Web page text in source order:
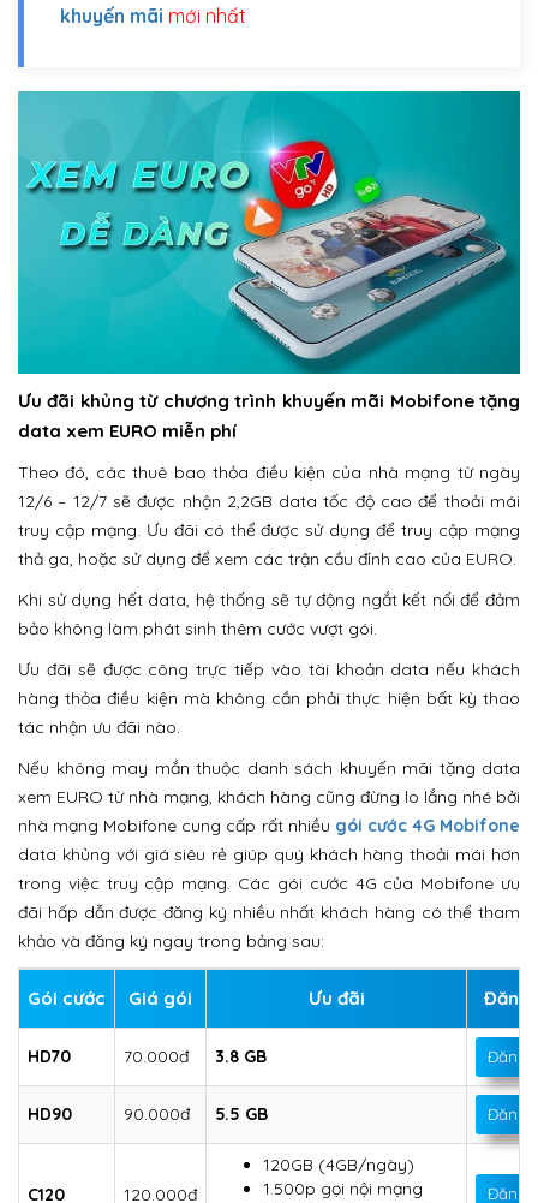
khuyến mãi mới nhất
Ưu đãi khủng từ chương trình khuyến mãi Mobifone tặng
data xem EURO miễn phí
Theo đó, các thuê bao thỏa điều kiện của nhà mạng từ ngày
12/6 – 12/7 sẽ được nhận 2,2GB data tốc độ cao để thoải mái
truy cập mạng. Ưu đãi có thể được sử dụng để truy cập mạng
thả ga, hoặc sử dụng để xem các trận cầu đỉnh cao của EURO.
Khi sử dụng hết data, hệ thống sẽ tự động ngắt kết nối để đảm
bảo không làm phát sinh thêm cước vượt gói.
Ưu đãi sẽ được công trực tiếp vào tài khoản data nếu khách
hàng thỏa điều kiện mà không cần phải thực hiện bất kỳ thao
tác nhận ưu đãi nào.
Nếu không may mắn thuộc danh sách khuyến mãi tặng data
xem EURO từ nhà mạng, khách hàng cũng đừng lo lắng nhé bởi
nhà mạng Mobifone cung cấp rất nhiều gói cước 4G Mobifone
data khủng với giá siêu rẻ giúp quý khách hàng thoải mái hơn
trong việc truy cập mạng. Các gói cước 4G của Mobifone ưu
đãi hấp dẫn được đăng ký nhiều nhất khách hàng có thể tham
khảo và đăng ký ngay trong bảng sau:
Gói cước Giá gói Ưu đãi Đăng
HD70 70.000đ 3.8 GB Đăng
HD90 90.000đ 5.5 GB Đăng
C120 120.000đ
120GB (4GB/ngày)
1.500p gọi nội mạng
Đăng